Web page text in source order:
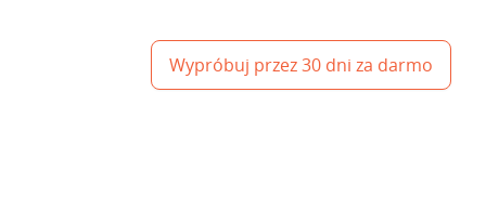
Wypróbuj przez 30 dni za darmo